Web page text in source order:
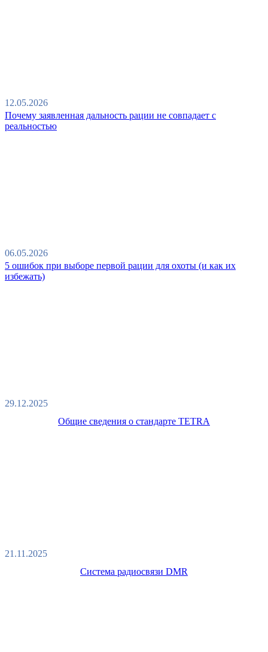
12.05.2026
Почему заявленная дальность рации не совпадает с
реальностью
06.05.2026
5 ошибок при выборе первой рации для охоты (и как их
избежать)
29.12.2025
Общие сведения о стандарте TETRA
21.11.2025
Система радиосвязи DMR